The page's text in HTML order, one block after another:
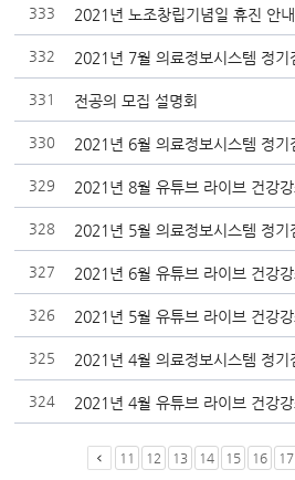
333 2021년 노조창립기념일 휴진 안내
332
331 전공의 모집 설명회
330
329
328
327
326
325
324
11 12 13 14 15 16 17